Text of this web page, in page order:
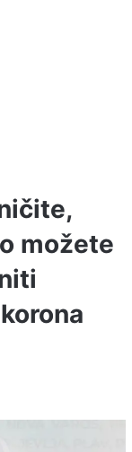
možete